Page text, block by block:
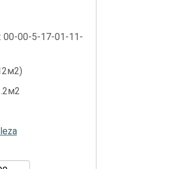
00-00-5-17-01-11-